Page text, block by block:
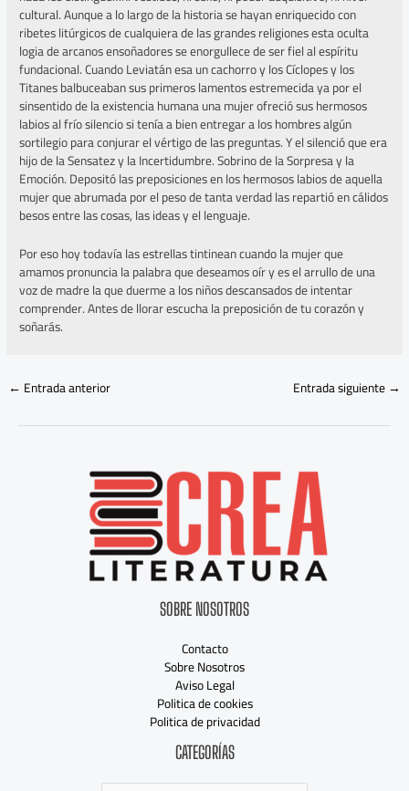
cultural. Aunque a lo largo de la historia se hayan enriquecido con
ribetes litúrgicos de cualquiera de las grandes religiones esta oculta
logia de arcanos ensoñadores se enorgullece de ser fiel al espíritu
fundacional. Cuando Leviatán esa un cachorro y los Cíclopes y los
Titanes balbuceaban sus primeros lamentos estremecida ya por el
sinsentido de la existencia humana una mujer ofreció sus hermosos
labios al frío silencio si tenía a bien entregar a los hombres algún
sortilegio para conjurar el vértigo de las preguntas. Y el silenció que era
hijo de la Sensatez y la Incertidumbre. Sobrino de la Sorpresa y la
Emoción. Depositó las preposiciones en los hermosos labios de aquella
mujer que abrumada por el peso de tanta verdad las repartió en cálidos
besos entre las cosas, las ideas y el lenguaje.
Por eso hoy todavía las estrellas tintinean cuando la mujer que
amamos pronuncia la palabra que deseamos oír y es el arrullo de una
voz de madre la que duerme a los niños descansados de intentar
comprender. Antes de llorar escucha la preposición de tu corazón y
soñarás.
← Entrada anterior Entrada siguiente→
SOBRE NOSOTROS
Contacto
Sobre Nosotros
Aviso Legal
Politica de cookies
Politica de privacidad
CATEGORÍAS